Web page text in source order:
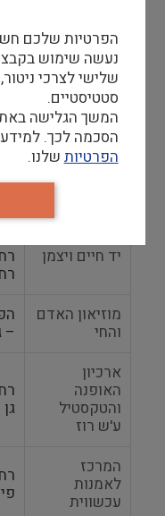
מוזיאון מגזין
3 יפו
מוזיאון בת-ים
לאמנות
עכשווית
מוזיאון
יד חיים ויצמן
מוזיאון האדם
והחי
–
ארכיון
האופנה
והטקסטיל
ע'ש רוז
גן
המרכז
לאמנות
עכשווית
הפרטיות שלכם
שלישי לצרכי
סטטיסטיים.
המשך הגלישה
הסכמה לכך. למידע
הפרטיות שלנו.